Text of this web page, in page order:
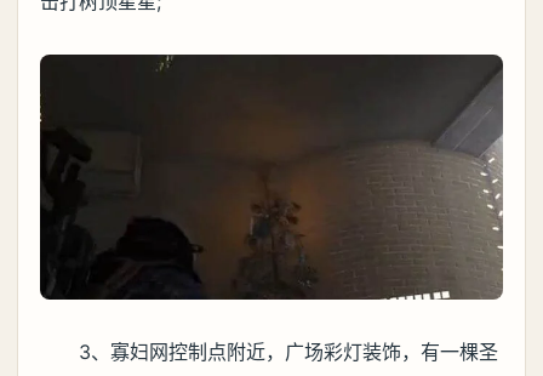
3、寡妇网控制点附近，广场彩灯装饰，有一棵圣